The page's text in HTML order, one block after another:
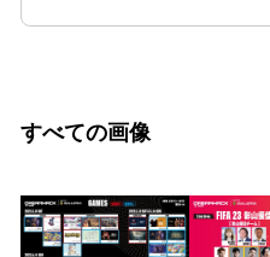
すべての画像